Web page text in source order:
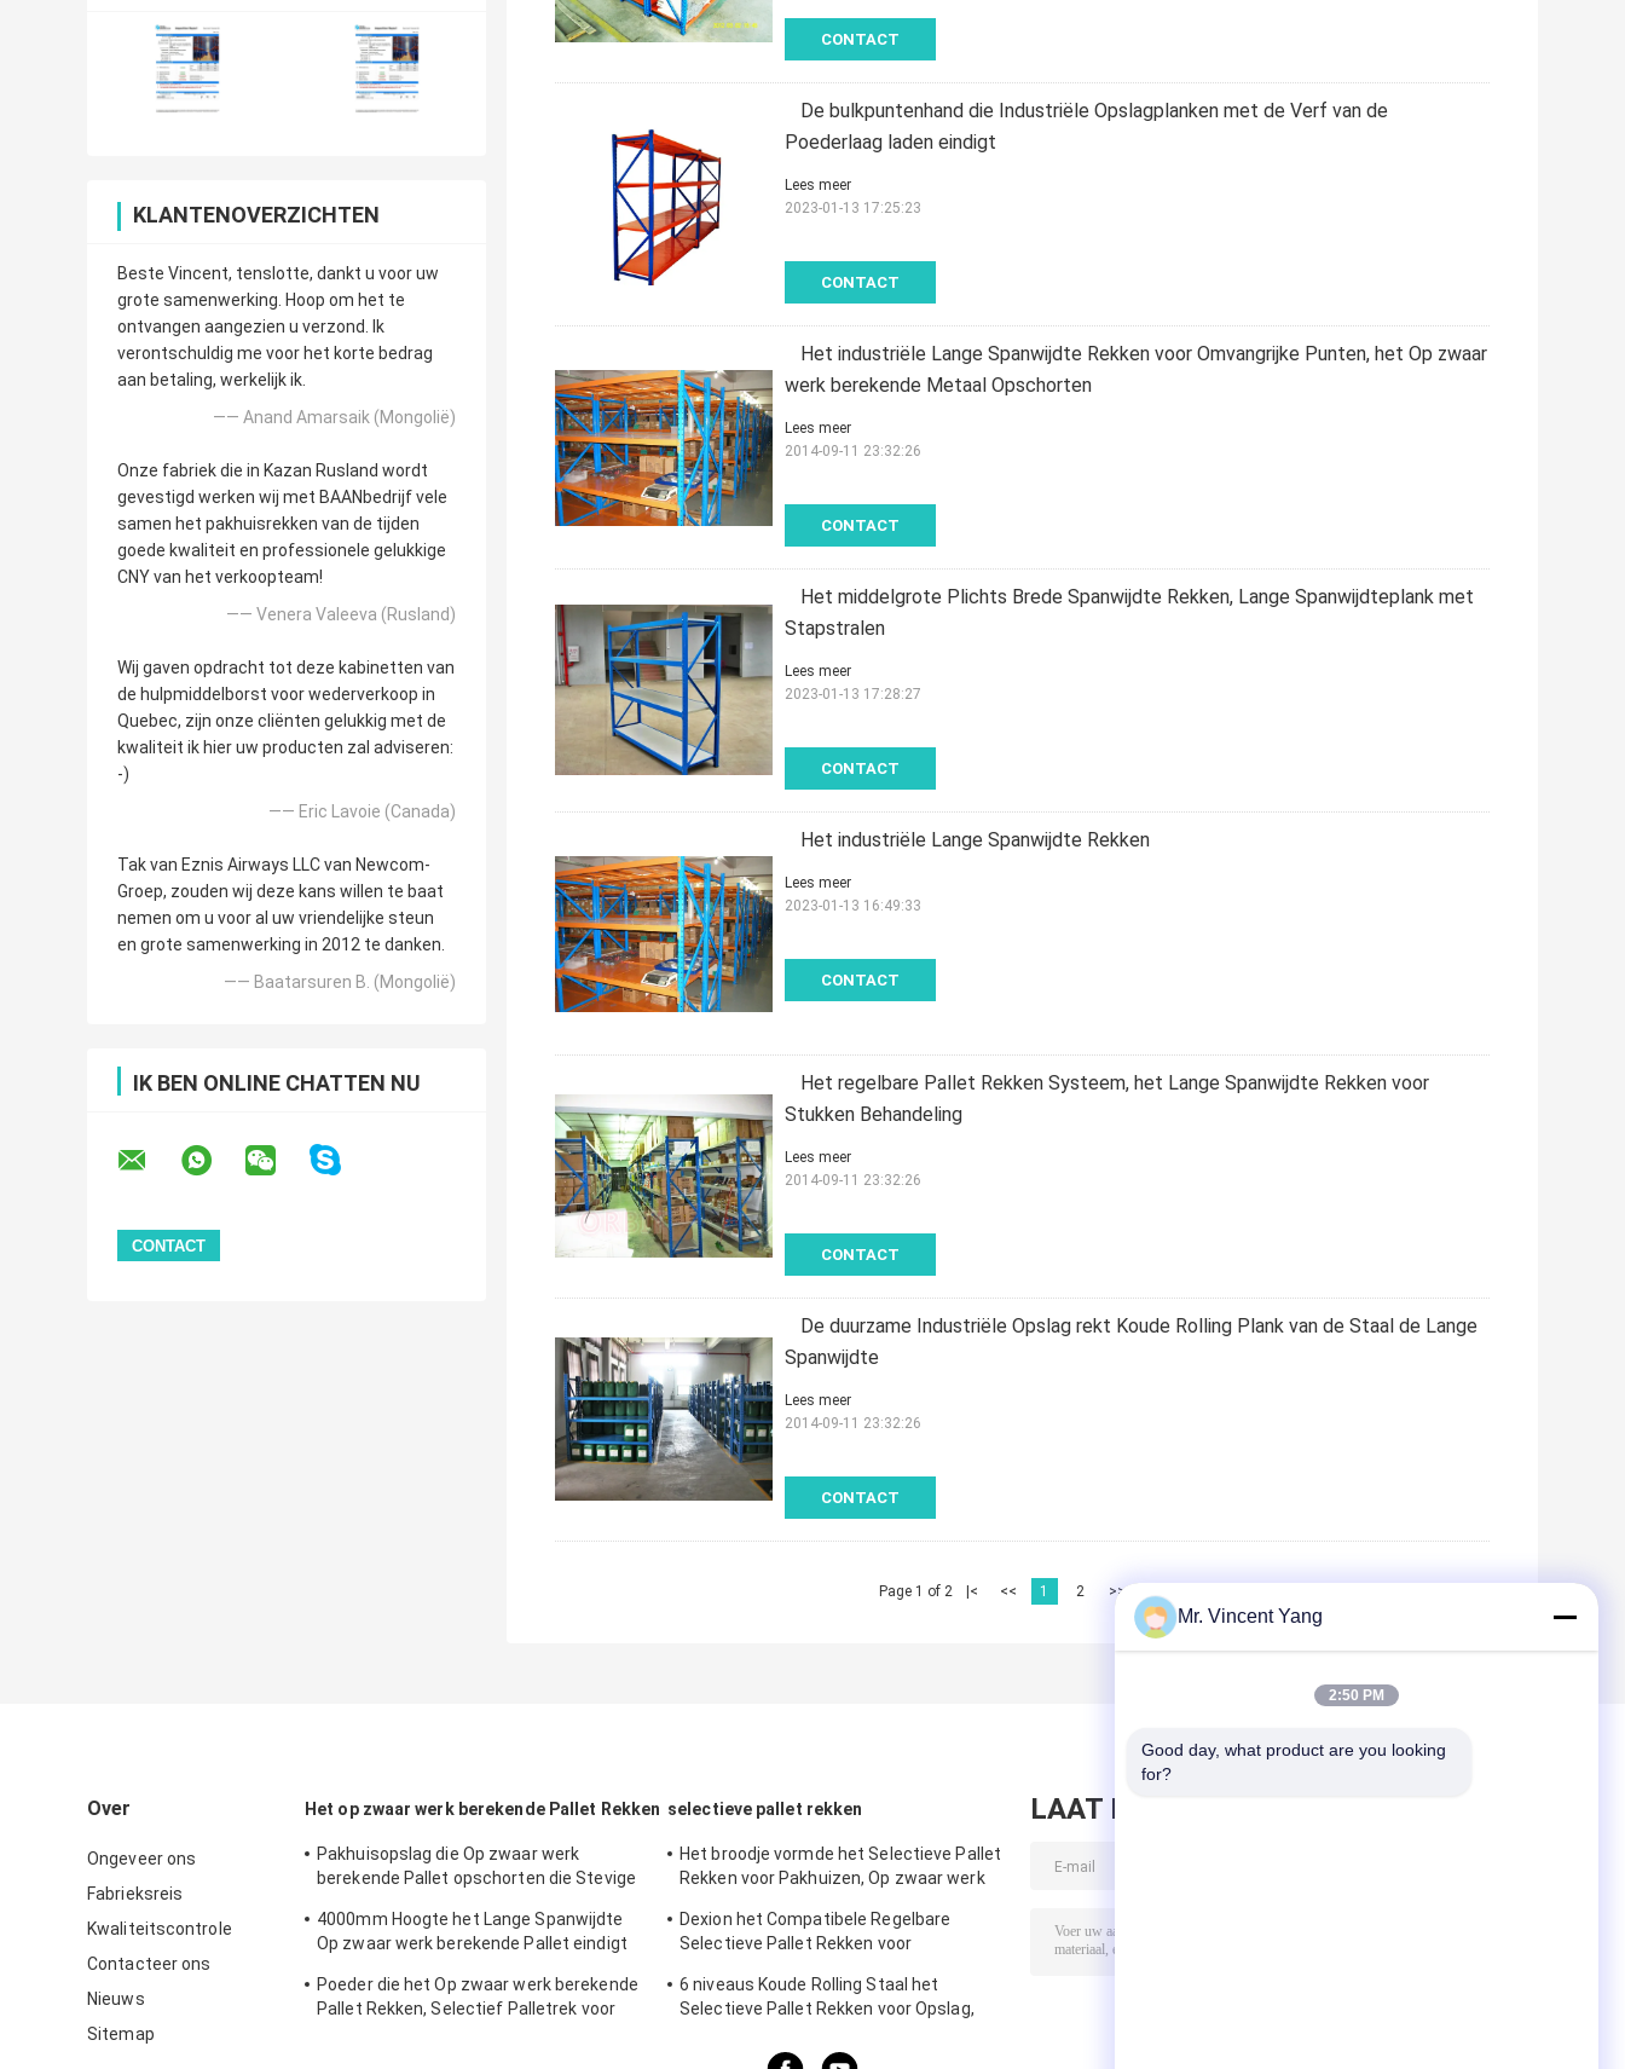
KLANTENOVERZICHTEN
Beste Vincent, tenslotte, dankt u voor uw
grote samenwerking. Hoop om het te
ontvangen aangezien u verzond. Ik
verontschuldig me voor het korte bedrag
aan betaling, werkelijk ik.
—— Anand Amarsaik (Mongolië)
Onze fabriek die in Kazan Rusland wordt
gevestigd werken wij met BAANbedrijf vele
samen het pakhuisrekken van de tijden
goede kwaliteit en professionele gelukkige
CNY van het verkoopteam!
—— Venera Valeeva (Rusland)
Wij gaven opdracht tot deze kabinetten van
de hulpmiddelborst voor wederverkoop in
Quebec, zijn onze cliënten gelukkig met de
kwaliteit ik hier uw producten zal adviseren:
-)
—— Eric Lavoie (Canada)
Tak van Eznis Airways LLC van Newcom-
Groep, zouden wij deze kans willen te baat
nemen om u voor al uw vriendelijke steun
en grote samenwerking in 2012 te danken.
—— Baatarsuren B. (Mongolië)
IK BEN ONLINE CHATTEN NU
CONTACT
De bulkpuntenhand die Industriële Opslagplanken met de Verf van de
Poederlaag laden eindigt
CONTACT
Lees meer
2023-01-13 17:25:23
Het industriële Lange Spanwijdte Rekken voor Omvangrijke Punten, het Op zwaar
werk berekende Metaal Opschorten
CONTACT
Lees meer
2014-09-11 23:32:26
Het middelgrote Plichts Brede Spanwijdte Rekken, Lange Spanwijdteplank met
Stapstralen
CONTACT
Lees meer
2023-01-13 17:28:27
Het industriële Lange Spanwijdte Rekken
CONTACT
Lees meer
2023-01-13 16:49:33
Het regelbare Pallet Rekken Systeem, het Lange Spanwijdte Rekken voor
Stukken Behandeling
CONTACT
Lees meer
2014-09-11 23:32:26
De duurzame Industriële Opslag rekt Koude Rolling Plank van de Staal de Lange
Spanwijdte
CONTACT
Lees meer
2014-09-11 23:32:26
Page 1 of 2 |< << 1 2 >>
Over
Ongeveer ons
Fabrieksreis
Kwaliteitscontrole
Contacteer ons
Nieuws
Sitemap
Het op zwaar werk berekende Pallet Rekken
Pakhuisopslag die Op zwaar werk
berekende Pallet opschorten die Stevige
4000mm Hoogte het Lange Spanwijdte
Op zwaar werk berekende Pallet eindigt
Poeder die het Op zwaar werk berekende
Pallet Rekken, Selectief Palletrek voor
selectieve pallet rekken
Het broodje vormde het Selectieve Pallet
Rekken voor Pakhuizen, Op zwaar werk
Dexion het Compatibele Regelbare
Selectieve Pallet Rekken voor
6 niveaus Koude Rolling Staal het
Selectieve Pallet Rekken voor Opslag,
LAAT BERICHT ACHTER
Mr. Vincent Yang
2:50 PM
Good day, what product are you looking
for?